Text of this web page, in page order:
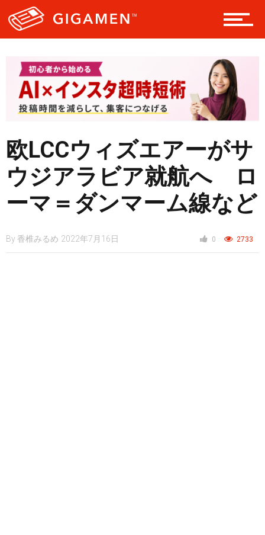
レジャー
ヘルス・健康
スタイル
仮想通貨
欧LCCウィズエアーがサ
ウジアラビア就航へ ロ
ーマ＝ダンマーム線など
By 香椎みるめ 2022年7月16日 0 2733